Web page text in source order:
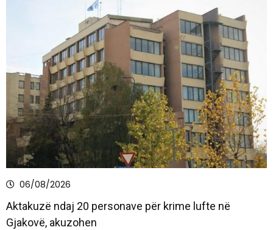
06/08/2026
Aktakuzë ndaj 20 personave për krime lufte në
Gjakovë, akuzohen